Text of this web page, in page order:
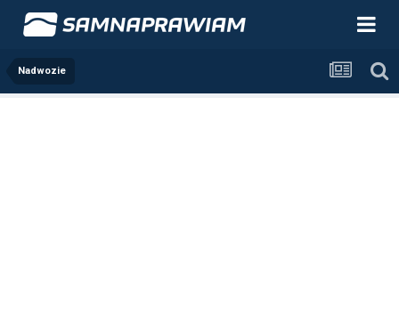
Nadwozie